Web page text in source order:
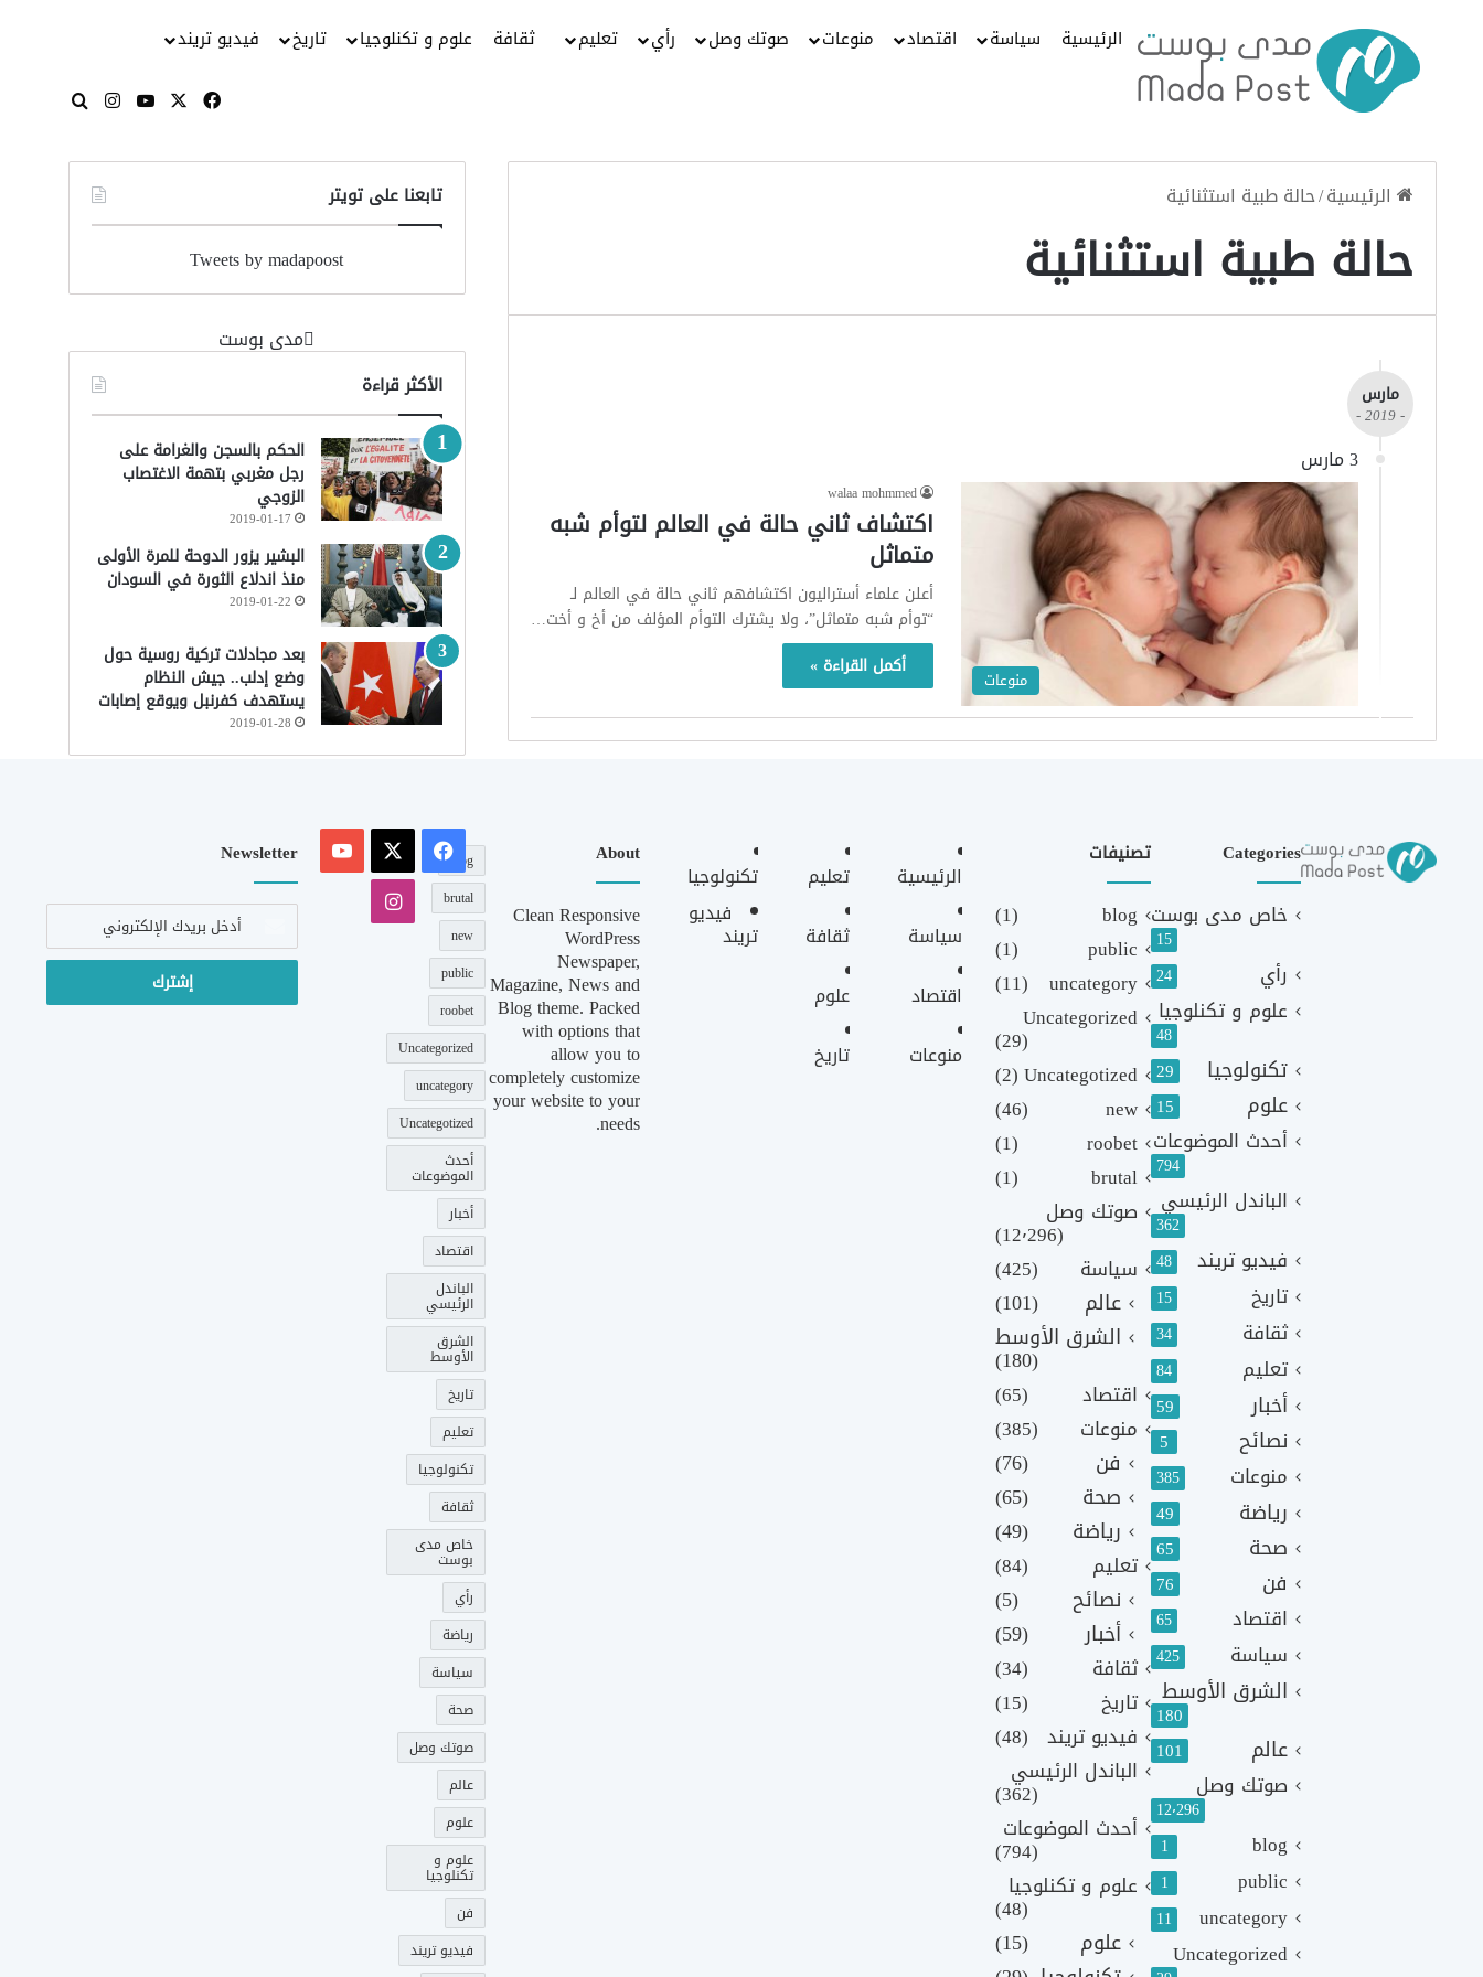
الرئيسية سياسة اقتصاد منوعات صوتك وصل رأي تعليم ثقافة علوم و تكنلوجيا تاريخ فيديو تريند
فيسبوك
‫X
‫YouTube
انستقرامبحث عن
الرئيسية/حالة طبية استثنائية
حالة طبية استثنائية
مارس
- 2019 -
3 مارس
منوعات
walaa mohmmed
اكتشاف ثاني حالة في العالم لتوأم شبه
متماثل
أعلن علماء أستراليون اكتشافهم ثاني حالة في العالم لـ
“توأم شبه متماثل”، ولا يشترك التوأم المؤلف من أخ و أخت…
أكمل القراءة »
تابعنا على تويتر
Tweets by madapoost
‏مدى بوست‏
الأكثر قراءة
الحكم بالسجن والغرامة على
رجل مغربي بتهمة الاغتصاب
الزوجي
2019-01-17
البشير يزور الدوحة للمرة الأولى
منذ اندلاع الثورة في السودان
2019-01-22
بعد مجادلات تركية روسية حول
وضع إدلب.. جيش النظام
يستهدف كفرنبل ويوقع إصابات
2019-01-28
Categories
خاص مدى بوست
15
رأي 24
علوم و تكنلوجيا
48
تكنولوجيا 29
علوم 15
أحدث الموضوعات
794
الباندل الرئيسي
362
فيديو تريند 48
تاريخ 15
ثقافة 34
تعليم 84
أخبار 59
نصائح 5
منوعات 385
رياضة 49
صحة 65
فن 76
اقتصاد 65
سياسة 425
الشرق الأوسط
180
عالم 101
صوتك وصل
12٬296
blog
1
public
1
uncategory
11
Uncategorized
تصنيفات
blog
(1)
public
(1)
uncategory
(11)
Uncategorized
(29)
Uncategotized
(2)
new
(46)
roobet
(1)
brutal
(1)
صوتك وصل
(12٬296)
سياسة
(425)
عالم
(101)
الشرق الأوسط
(180)
اقتصاد
(65)
منوعات
(385)
فن
(76)
صحة
(65)
رياضة
(49)
تعليم (84)
نصائح
(5)
أخبار
(59)
ثقافة
(34)
تاريخ
(15)
فيديو تريند (48)
الباندل الرئيسي
(362)
أحدث الموضوعات
(794)
علوم و تكنلوجيا
(48)
علوم
(15)
الرئيسية
سياسة
اقتصاد
منوعات
تعليم
ثقافة
علوم
تاريخ
تكنولوجيا
فيديو
تريند
About
Clean Responsive
WordPress
Newspaper,
Magazine, News and
Blog theme. Packed
with options that
allow you to
completely customize
your website to your
needs.
blog
brutal
new
public
roobet
Uncategorized
uncategory
Uncategotized
أحدث
الموضوعات
أخبار
اقتصاد
الباندل
الرئيسي
الشرق
الأوسط
تاريخ
تعليم
تكنولوجيا
ثقافة
خاص مدى
بوست
رأي
رياضة
سياسة
صحة
صوتك وصل
عالم
علوم
علوم و
تكنلوجيا
فن
فيديو تريند
فيسبوك
‫X
‫YouTube
انستقرام
Newsletter
أدخل
الإلكتروني